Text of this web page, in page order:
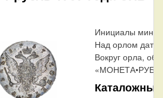
Инициалы
Над орлом дата
Вокруг орла,